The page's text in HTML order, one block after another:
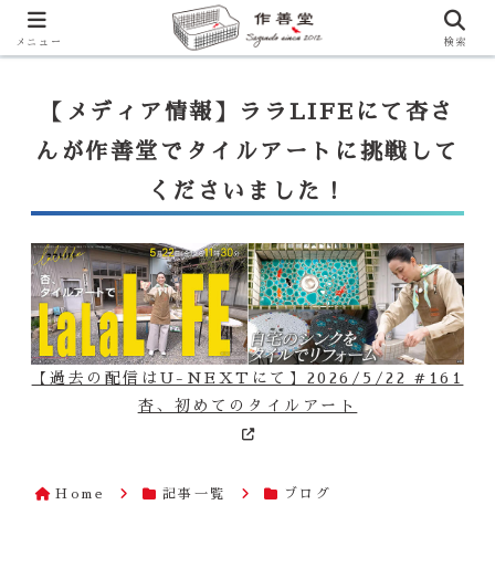
【ララLIFE】特注カウンター付シンク（40万円～）のお問合せはこ
一番下のフォームにご記入ください
【メディア情報】ララLIFEにて杏さ
んが作善堂でタイルアートに挑戦して
くださいました！
【過去の配信はU-NEXTにて】2026/5/22 #161
杏、初めてのタイルアート
Home 記事一覧 ブログ
メニュー 検索